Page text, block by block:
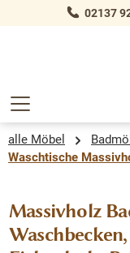
springen 02137
alle Möbel
Waschtische
Massivholz